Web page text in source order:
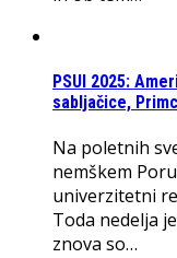
PSUI 2025:
sabljačice,
Na poletnih
nemškem
univerzitetni
Toda nedelja
znova so…